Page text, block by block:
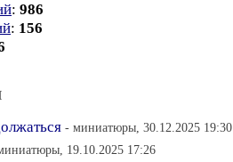
: 986
: 156
- миниатюры, 30.12.2025 19:30
19.10.2025 17:26